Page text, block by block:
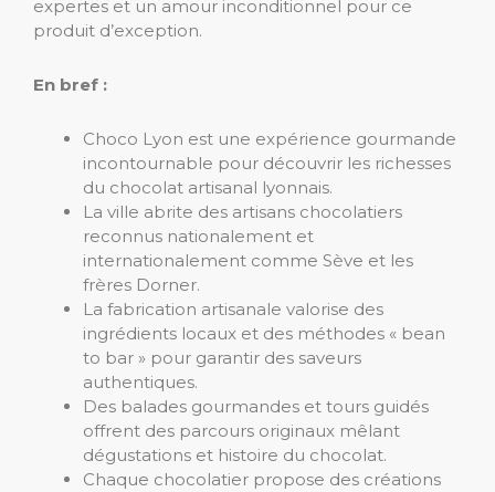
expertes et un amour inconditionnel pour ce
produit d’exception.
En bref :
Choco Lyon est une expérience gourmande
incontournable pour découvrir les richesses
du chocolat artisanal lyonnais.
La ville abrite des artisans chocolatiers
reconnus nationalement et
internationalement comme Sève et les
frères Dorner.
La fabrication artisanale valorise des
ingrédients locaux et des méthodes « bean
to bar » pour garantir des saveurs
authentiques.
Des balades gourmandes et tours guidés
offrent des parcours originaux mêlant
dégustations et histoire du chocolat.
Chaque chocolatier propose des créations